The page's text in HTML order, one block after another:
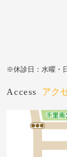
※休診日：水曜・
Access アク